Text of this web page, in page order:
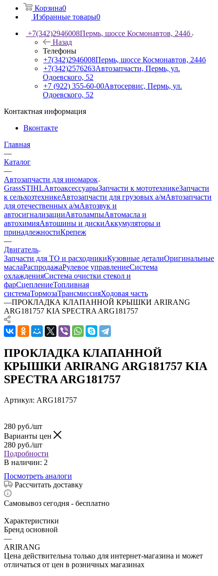
Корзина0
Избранные товары0
+7(342)2946008Пермь, шоссе Космонавтов, 244б
Назад
Телефоны
+7(342)2946008Пермь, шоссе Космонавтов, 244б
+7(342)2576263Автозапчасти, Пермь, ул.
Одоевского, 52
+7 (922) 355-60-00Автосервис, Пермь, ул.
Одоевского, 52
Контактная информация
Вконтакте
Главная
—
Каталог
—
Автозапчасти для иномарок
GrassSTIHLАвтоаксессуарыЗапчасти к мототехникеЗапчасти
к сельхозтехникеАвтозапчасти для грузовых а/мАвтозапчасти
для отечественных а/мАвтозвук и
автосигнализацииАвтолампыАвтомасла и
автохимияАвтошины и дискиАккумуляторы и
принадлежностиКрепеж
—
Двигатель
Запчасти для ТО и расходникиКузовные деталиОригинальные
маслаРаспродажаРулевое управлениеСистема
охлажденияСистема очистки стекол и
фарСцеплениеТопливная
системаТормозаТрансмиссияХодовая часть
—ПРОКЛАДКА КЛАПАННОЙ КРЫШКИ ARIRANG
ARG181757 KIA SPECTRA ARG181757
ПРОКЛАДКА КЛАПАННОЙ
КРЫШКИ ARIRANG ARG181757 KIA
SPECTRA ARG181757
Артикул: ARG181757
280 руб./шт
Варианты цен
280 руб./шт
Подробности
В наличии: 2
Посмотреть аналоги
Рассчитать доставку
Самовывоз сегодня - бесплатно
Характеристики
Бренд основной
—
ARIRANG
Цена действительна только для интернет-магазина и может
отличаться от цен в розничных магазинах